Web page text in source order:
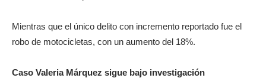
Mientras que el único delito con incremento reportado fue el
robo de motocicletas, con un aumento del 18%.
Caso Valeria Márquez sigue bajo investigación